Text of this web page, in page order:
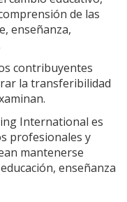
de las
enseñanza,
contribuyentes
la transferibilidad
International es
profesionales y
mantenerse
enseñanza